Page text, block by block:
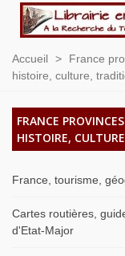
Accueil >
France
histoire, culture,
FRANCE
HISTOIRE,
France, tourisme,
Cartes routières,
d'Etat-Major